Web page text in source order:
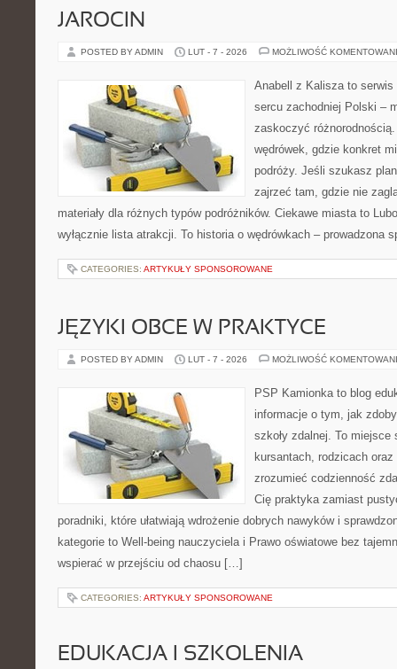
JAROCIN
POSTED BY ADMIN LUT - 7 - 2026 MOŻLIWOŚĆ
Anabell z Kalisza to
sercu zachodniej Polski –
zaskoczyć
wędrówek, gdzie konkret
podróży. Jeśli szukasz
zajrzeć tam, gdzie nie
materiały dla różnych typów podróżników. Ciekawe miasta to
wyłącznie lista atrakcji. To historia o wędrówkach – prowadzona
CATEGORIES: ARTYKUŁY SPONSOROWANE
JĘZYKI OBCE W PRAKTYCE
POSTED BY ADMIN LUT - 7 - 2026 MOŻLIWOŚĆ
PSP Kamionka to blog
informacje o tym, jak
szkoły zdalnej. To
kursantach, rodzicach
zrozumieć codzienność
Cię praktyka zamiast
poradniki, które ułatwiają wdrożenie dobrych nawyków i
kategorie to Well-being nauczyciela i Prawo oświatowe bez
wspierać w przejściu od chaosu […]
CATEGORIES: ARTYKUŁY SPONSOROWANE
EDUKACJA I SZKOLENIA